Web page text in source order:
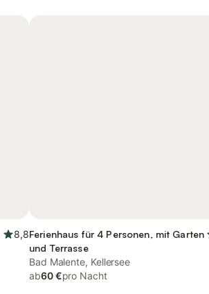
8,8Ferienhaus für 4 Personen, mit Garten
und Terrasse
Bad Malente, Kellersee
ab60 €pro Nacht